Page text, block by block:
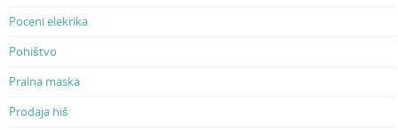
Poceni elekrika
Pohištvo
Pralna maska
Prodaja hiš